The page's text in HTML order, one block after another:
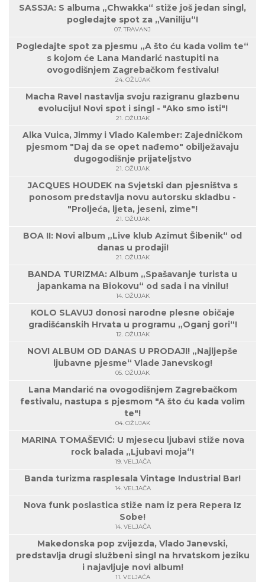
SASSJA: S albuma „Chwakka“ stiže još jedan singl,
pogledajte spot za „Vaniliju“!
07. TRAVANJ
Pogledajte spot za pjesmu „A što ću kada volim te“
s kojom će Lana Mandarić nastupiti na
ovogodišnjem Zagrebačkom festivalu!
24. OŽUJAK
Macha Ravel nastavlja svoju razigranu glazbenu
evoluciju! Novi spot i singl - "Ako smo isti"!
21. OŽUJAK
Alka Vuica, Jimmy i Vlado Kalember: Zajedničkom
pjesmom "Daj da se opet nađemo" obilježavaju
dugogodišnje prijateljstvo
21. OŽUJAK
JACQUES HOUDEK na Svjetski dan pjesništva s
ponosom predstavlja novu autorsku skladbu -
"Proljeća, ljeta, jeseni, zime"!
21. OŽUJAK
BOA II: Novi album „Live klub Azimut Šibenik“ od
danas u prodaji!
21. OŽUJAK
BANDA TURIZMA: Album „Spašavanje turista u
japankama na Biokovu“ od sada i na vinilu!
14. OŽUJAK
KOLO SLAVUJ donosi narodne plesne običaje
gradišćanskih Hrvata u programu „Oganj gori“!
12. OŽUJAK
NOVI ALBUM OD DANAS U PRODAJI! „Najljepše
ljubavne pjesme“ Vlade Janevskog!
05. OŽUJAK
Lana Mandarić na ovogodišnjem Zagrebačkom
festivalu, nastupa s pjesmom "A što ću kada volim
te"!
04. OŽUJAK
MARINA TOMAŠEVIĆ: U mjesecu ljubavi stiže nova
rock balada „Ljubavi moja“!
19. VELJAČA
Banda turizma rasplesala Vintage Industrial Bar!
14. VELJAČA
Nova funk poslastica stiže nam iz pera Repera Iz
Sobe!
14. VELJAČA
Makedonska pop zvijezda, Vlado Janevski,
predstavlja drugi službeni singl na hrvatskom jeziku
i najavljuje novi album!
11. VELJAČA